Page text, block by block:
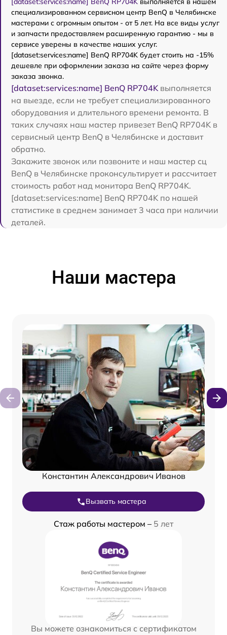
специализированном сервисном центр BenQ в Челябинске
мастерами с огромным опытом - от 5 лет. На все виды услуг
и запчасти предоставляем расширенную гарантию - мы в
сервисе уверены в качестве наших услуг.
[dataset:services:name] BenQ RP704K будет стоить на -15%
дешевле при оформлении заказа на сайте через форму
заказа звонка.
[dataset:services:name] BenQ RP704Kвыполняется
на выезде, если не требует специализированного
оборудования и длительного времени ремонта. В
таких случаях наш мастер привезет BenQ RP704K в
сервисный центр BenQ в Челябинске и доставит
обратно.
Закажите звонок или позвоните и наш мастер сц
BenQ в Челябинске проконсультирует и рассчитает
стоимость работ над монитора BenQ RP704K.
[dataset:services:name] BenQ RP704K по нашей
статистике в среднем занимает 3 часа при наличии
деталей.
Наши мастера
Константин Александрович Иванов
Вызвать мастера
Стаж работы мастером – 5 лет
Вы можете ознакомиться с сертификатом